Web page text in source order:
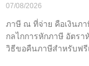
07/08/2026
ภาษี ณ ที่จ่าย คือเงินภ
กลไกการหักภาษี อัตร
วิธีขอคืนภาษีสำหรับฟ